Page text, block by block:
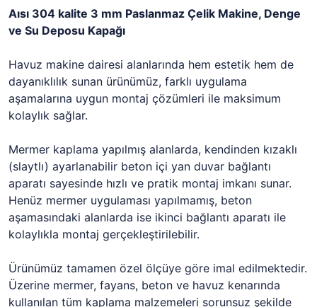
Aısı 304 kalite 3 mm Paslanmaz Çelik Makine, Denge
ve Su Deposu Kapağı
Havuz makine dairesi alanlarında hem estetik hem de
dayanıklılık sunan ürünümüz, farklı uygulama
aşamalarına uygun montaj çözümleri ile maksimum
kolaylık sağlar.
Mermer kaplama yapılmış alanlarda, kendinden kızaklı
(slaytlı) ayarlanabilir beton içi yan duvar bağlantı
aparatı sayesinde hızlı ve pratik montaj imkanı sunar.
Henüz mermer uygulaması yapılmamış, beton
aşamasındaki alanlarda ise ikinci bağlantı aparatı ile
kolaylıkla montaj gerçekleştirilebilir.
Ürünümüz tamamen özel ölçüye göre imal edilmektedir.
Üzerine mermer, fayans, beton ve havuz kenarında
kullanılan tüm kaplama malzemeleri sorunsuz şekilde